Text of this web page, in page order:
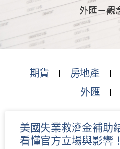
外匯－觀
期貨 房地產
外匯
美國失業救濟金補助
看懂官方立場與影響！
面